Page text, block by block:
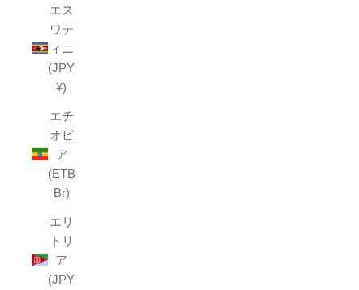
エス
ワテ
ィニ
(JPY
¥)
エチ
オピ
ア
(ETB
Br)
エリ
トリ
ア
(JPY